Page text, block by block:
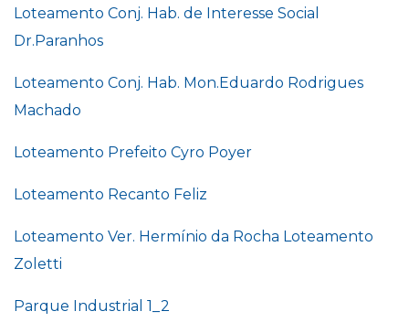
Loteamento Conj. Hab. de Interesse Social
Dr.Paranhos
Loteamento Conj. Hab. Mon.Eduardo Rodrigues
Machado
Loteamento Prefeito Cyro Poyer
Loteamento Recanto Feliz
Loteamento Ver. Hermínio da Rocha Loteamento
Zoletti
Parque Industrial 1_2